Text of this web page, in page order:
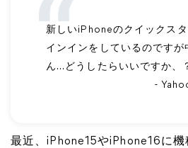
新しいiPhoneのクイックス
インインをしているのですが
ん…どうしたらいいですか、
-
最近、iPhone15やiPhone16に